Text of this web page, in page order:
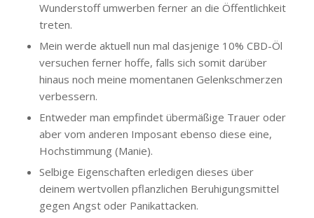
Wunderstoff umwerben ferner an die Öffentlichkeit
treten.
Mein werde aktuell nun mal dasjenige 10% CBD-Öl
versuchen ferner hoffe, falls sich somit darüber
hinaus noch meine momentanen Gelenkschmerzen
verbessern.
Entweder man empfindet übermäßige Trauer oder
aber vom anderen Imposant ebenso diese eine,
Hochstimmung (Manie).
Selbige Eigenschaften erledigen dieses über
deinem wertvollen pflanzlichen Beruhigungsmittel
gegen Angst oder Panikattacken.